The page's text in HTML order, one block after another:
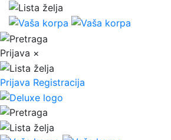
Prijava ×
Prijava Registracija